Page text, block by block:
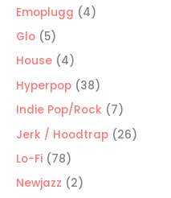
productos
Emoplugg 44
Glo 55
productos
House 44
productos
Hyperpop 3838
productos
Indie Pop/Rock 77
productos
Jerk / Hoodtrap 2626
Lo-Fi 7878
productos
Newjazz 22